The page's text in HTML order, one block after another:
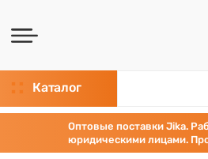
Каталог
Оптовые поставки Jika.
юридическими лицами.